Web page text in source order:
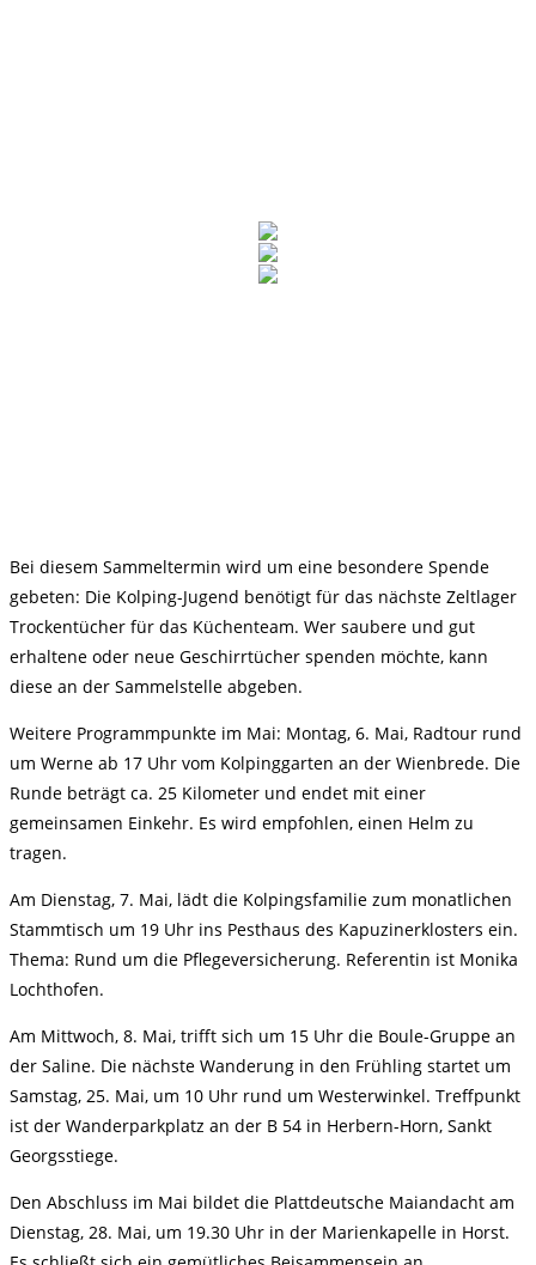
Bei diesem Sammeltermin wird um eine besondere Spende
gebeten: Die Kolping-Jugend benötigt für das nächste Zeltlager
Trockentücher für das Küchenteam. Wer saubere und gut
erhaltene oder neue Geschirrtücher spenden möchte, kann
diese an der Sammelstelle abgeben.
Weitere Programmpunkte im Mai: Montag, 6. Mai, Radtour rund
um Werne ab 17 Uhr vom Kolpinggarten an der Wienbrede. Die
Runde beträgt ca. 25 Kilometer und endet mit einer
gemeinsamen Einkehr. Es wird empfohlen, einen Helm zu
tragen.
Am Dienstag, 7. Mai, lädt die Kolpingsfamilie zum monatlichen
Stammtisch um 19 Uhr ins Pesthaus des Kapuzinerklosters ein.
Thema: Rund um die Pflegeversicherung. Referentin ist Monika
Lochthofen.
Am Mittwoch, 8. Mai, trifft sich um 15 Uhr die Boule-Gruppe an
der Saline. Die nächste Wanderung in den Frühling startet um
Samstag, 25. Mai, um 10 Uhr rund um Westerwinkel. Treffpunkt
ist der Wanderparkplatz an der B 54 in Herbern-Horn, Sankt
Georgsstiege.
Den Abschluss im Mai bildet die Plattdeutsche Maiandacht am
Dienstag, 28. Mai, um 19.30 Uhr in der Marienkapelle in Horst.